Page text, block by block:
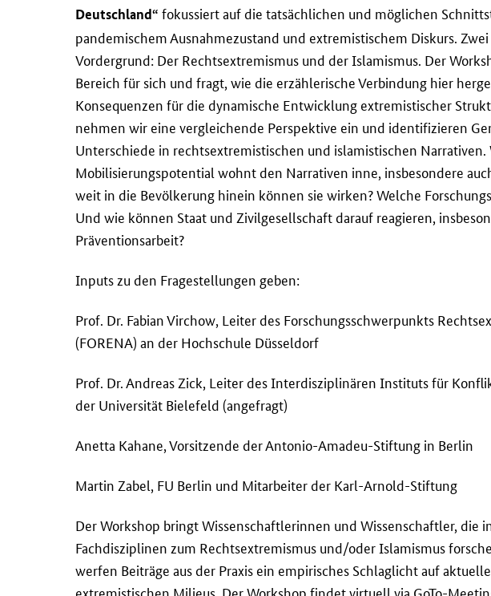
Deutschland“ fokussiert auf die tatsächlichen und möglichen
pandemischem Ausnahmezustand und extremistischem Diskurs.
Vordergrund: Der Rechtsextremismus und der Islamismus. Der
Bereich für sich und fragt, wie die erzählerische Verbindung hier
Konsequenzen für die dynamische Entwicklung extremistischer
nehmen wir eine vergleichende Perspektive ein und identifizieren
Unterschiede in rechtsextremistischen und islamistischen Narrativen.
Mobilisierungspotential wohnt den Narrativen inne, insbesondere
weit in die Bevölkerung hinein können sie wirken? Welche
Und wie können Staat und Zivilgesellschaft darauf reagieren,
Präventionsarbeit?
Inputs zu den Fragestellungen geben:
Prof. Dr. Fabian Virchow, Leiter des Forschungsschwerpunkts
(FORENA) an der Hochschule Düsseldorf
Prof. Dr. Andreas Zick, Leiter des Interdisziplinären Instituts für
der Universität Bielefeld (angefragt)
Anetta Kahane, Vorsitzende der Antonio-Amadeu-Stiftung in Berlin
Martin Zabel, FU Berlin und Mitarbeiter der Karl-Arnold-Stiftung
Der Workshop bringt Wissenschaftlerinnen und Wissenschaftler, die
Fachdisziplinen zum Rechtsextremismus und/oder Islamismus
werfen Beiträge aus der Praxis ein empirisches Schlaglicht auf
extremistischen Milieus. Der Workshop findet virtuell via GoTo-